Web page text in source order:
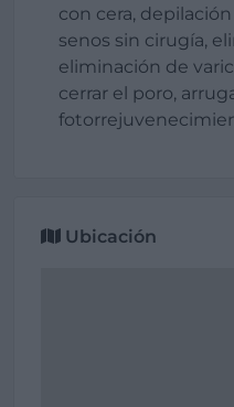
con cera,
senos sin cirugía,
eliminación de
cerrar el poro,
Ubicación